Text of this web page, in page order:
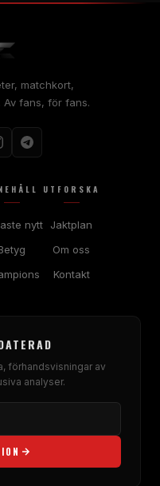
matchkort,
fans, för fans.
nytt
UTFORSKA
Jaktplan
Om oss
Kontakt
förhandsvisningar av
analyser.